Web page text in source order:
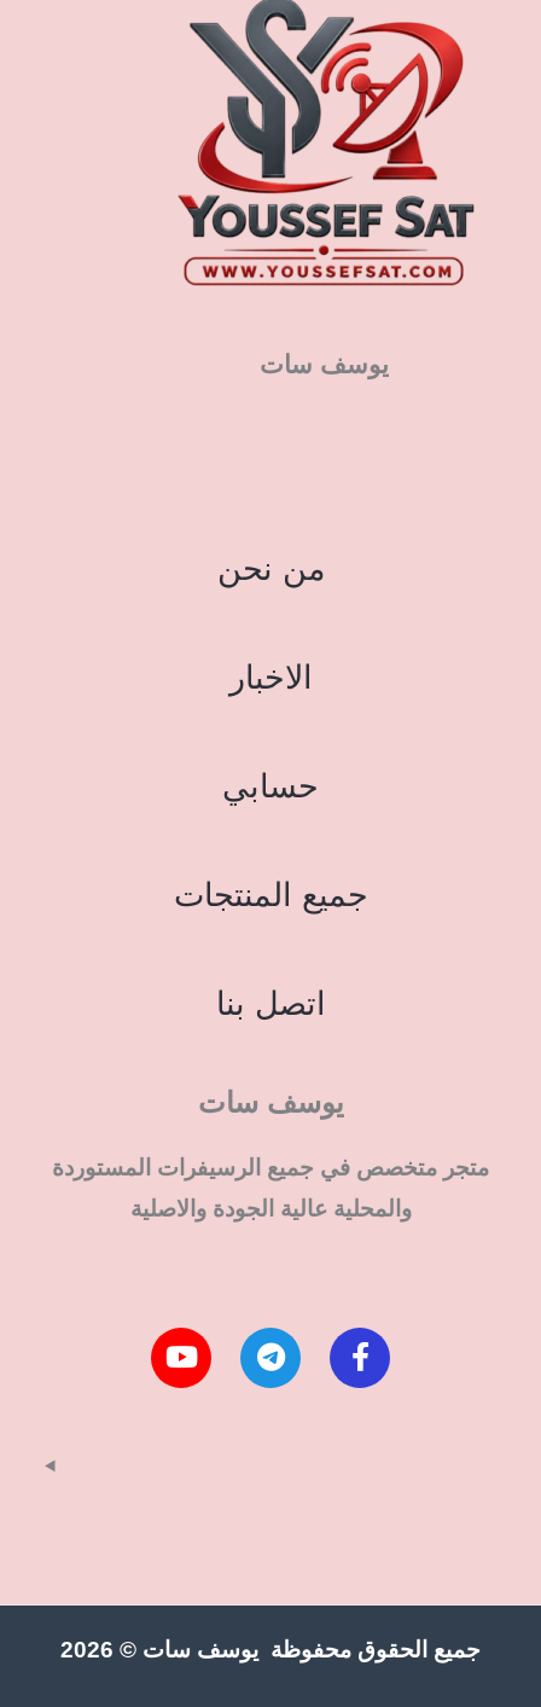
يوسف سات
من نحن
الاخبار
حسابي
جميع المنتجات
اتصل بنا
يوسف سات
متجر متخصص في جميع الرسيفرات المستوردة
والمحلية عالية الجودة والاصلية
جميع الحقوق محفوظة يوسف سات © 2026